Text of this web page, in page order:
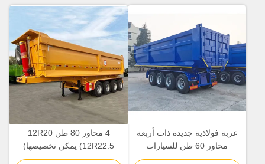
عربة فولاذية جديدة ذات أربعة
محاور 60 طن للسيارات
المقطورة ذات 60 طناً في البناء
4 محاور 80 طن 12R20
(12R22.5 يمكن تخصيصها)
الإطارات الأصلية محور هدر